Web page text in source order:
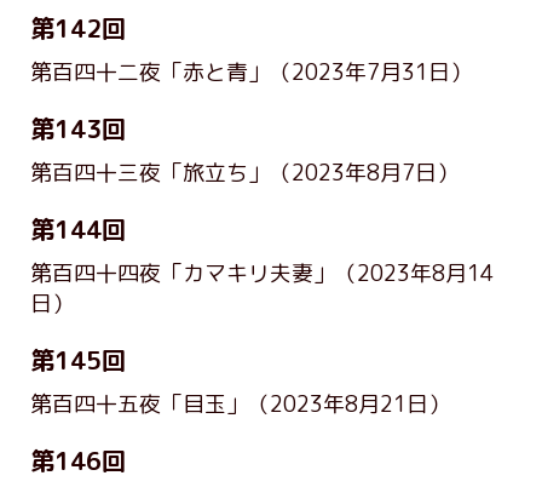
第142回
第百四十二夜「赤と青」 （2023年7月31日）
第143回
第百四十三夜「旅立ち」 （2023年8月7日）
第144回
第百四十四夜「カマキリ夫妻」
（2023年8月14
日）
第145回
第百四十五夜「目玉」 （2023年8月21日）
第146回